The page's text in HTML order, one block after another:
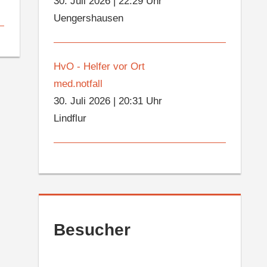
Uengershausen
HvO - Helfer vor Ort
med.notfall
30. Juli 2026 |20:31 Uhr
Lindflur
Besucher